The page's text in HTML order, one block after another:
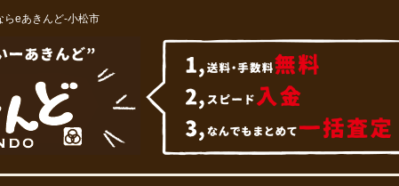
らeあきんど-小松市